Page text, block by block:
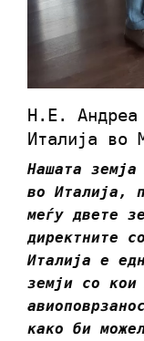
Н.Е. Андреа
Италија во
Нашата земја
во Италија,
меѓу двете
директните
Италија е
земји со кои
како би